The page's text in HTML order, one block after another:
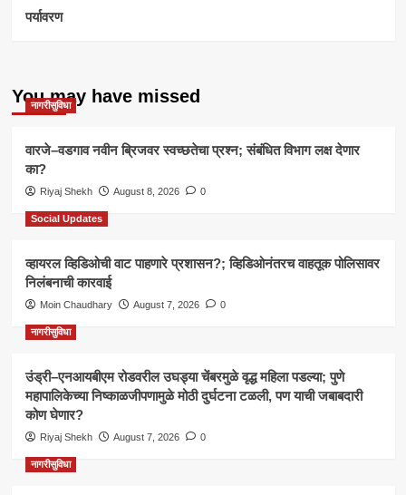
पर्यावरण
You may have missed
नागरीसुविधा
वारजे–वडगाव नवीन ब्रिजवर स्वच्छतेचा प्रश्न; संबंधित विभाग लक्ष देणार
का?
Riyaj Shekh August 8, 2026 0
Social Updates
व्हायरल व्हिडिओची वाट पाहणारे प्रशासन?; व्हिडिओनंतरच वाहतूक पोलिसावर
निलंबनाची कारवाई
Moin Chaudhary August 7, 2026 0
नागरीसुविधा
उंड्री–एनआयबीएम रोडवरील उघड्या चेंबरमुळे वृद्ध महिला पडल्या; पुणे
महापालिकेच्या निष्काळजीपणामुळे मोठी दुर्घटना टळली, पण याची जबाबदारी
कोण घेणार?
Riyaj Shekh August 7, 2026 0
नागरीसुविधा